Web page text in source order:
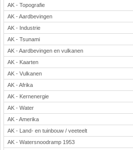
Handvaardigheid en Tekenen
Kunst en Cultuur
Levensbeschouwing
Lichamelijke opvoeding
Muziek
Natuurkunde
Nederlands
Rekenen
Scheikunde
Sport
Techniek
Verkeer
Wiskunde
AK - Topografie
AK - Aardbevingen
AK - Industrie
AK - Tsunami
AK - Aardbevingen en vulkanen
AK - Kaarten
AK - Vulkanen
AK - Afrika
AK - Kernenergie
AK - Water
AK - Amerika
AK - Land- en tuinbouw / veeteelt
AK - Watersnoodramp 1953